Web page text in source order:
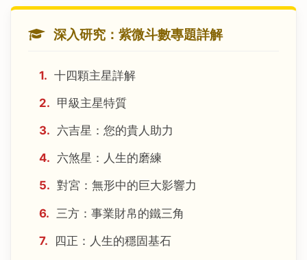
深入研究：紫微斗數專題詳解
1. 十四顆主星詳解
2. 甲級主星特質
3. 六吉星：您的貴人助力
4. 六煞星：人生的磨練
5. 對宮：無形中的巨大影響力
6. 三方：事業財帛的鐵三角
7.
四正：人生的穩固基石